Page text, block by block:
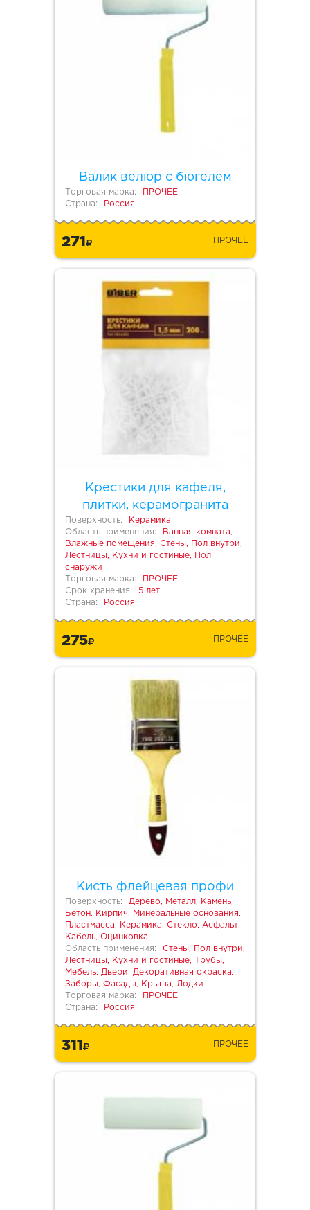
Валик велюр с бюгелем
Торговая марка:
ПРОЧЕЕ
Страна:
Россия
271 ПРОЧЕЕ
Крестики для кафеля,
плитки, керамогранита
Поверхность:
Керамика
Область применения:
Ванная комната,
Влажные помещения, Стены, Пол внутри,
Лестницы, Кухни и гостиные, Пол
снаружи
Торговая марка:
ПРОЧЕЕ
Срок хранения:
5 лет
Страна:
Россия
275 ПРОЧЕЕ
Кисть флейцевая профи
Поверхность:
Дерево, Металл, Камень,
Бетон, Кирпич, Минеральные основания,
Пластмасса, Керамика, Стекло, Асфальт,
Кабель, Оцинковка
Область применения:
Стены, Пол внутри,
Лестницы, Кухни и гостиные, Трубы,
Мебель, Двери, Декоративная окраска,
Заборы, Фасады, Крыша, Лодки
Торговая марка:
ПРОЧЕЕ
Страна:
Россия
311 ПРОЧЕЕ